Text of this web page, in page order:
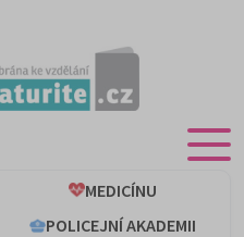
MEDICÍNU
POLICEJNÍ AKADEMII